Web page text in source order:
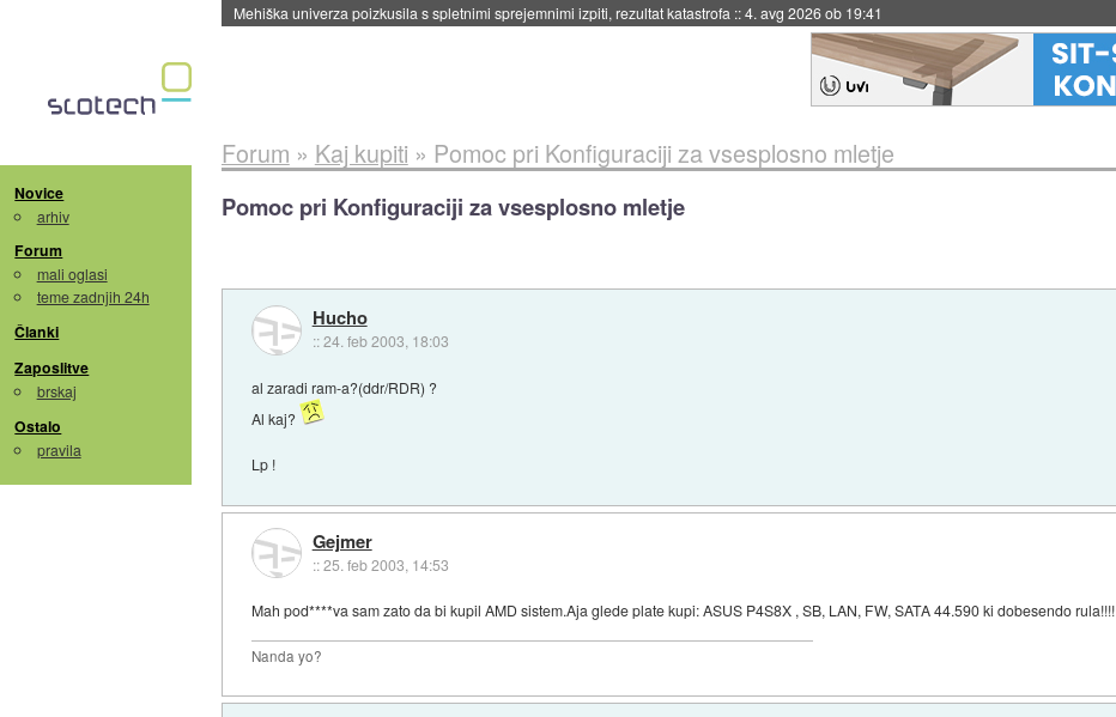
Mehiška univerza poizkusila s spletnimi sprejemnimi izpiti, rezultat katastrofa ::4. avg 2026 ob 19:41
Novice
arhiv
Forum
mali oglasi
teme zadnjih 24h
Članki
Zaposlitve
brskaj
Ostalo
pravila
Forum » Kaj kupiti » Pomoc pri Konfiguraciji za vsesplosno mletje
Pomoc pri Konfiguraciji za vsesplosno mletje
Hucho
::24. feb 2003, 18:03
al zaradi ram-a?(ddr/RDR) ?
Al kaj?
Lp !
Gejmer
::25. feb 2003, 14:53
Mah pod****va sam zato da bi kupil AMD sistem.Aja glede plate kupi: ASUS P4S8X , SB, LAN, FW, SATA 44.590 ki dobesendo rula!!!!
Nanda yo?